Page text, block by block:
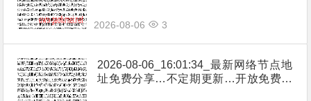
2026-08-06 3
2026-08-06_16:01:34_最新网络节点地
址免费分享…不定期更新…开放免费分